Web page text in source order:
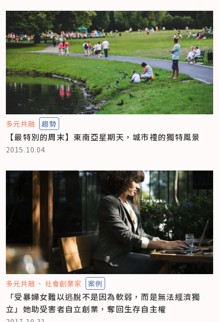
多元共融 趨勢
【最特別的周末】東南亞星期天，城市裡的獨特風景
2015.10.04
多元共融 社會創業家 案例
「受暴婦女難以逃脫不是因為軟弱，而是無法經濟獨
立」她助受害者自立創業，奪回生存自主權